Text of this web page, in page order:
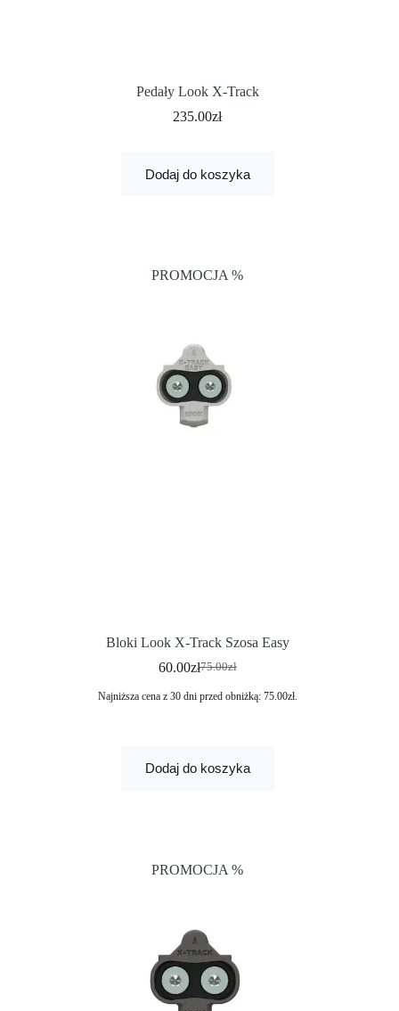
Pedały Look X-Track
235.00zł
Dodaj do koszyka
PROMOCJA %
Bloki Look X-Track Szosa Easy
75.00zł
60.00zł
Najniższa cena z 30 dni przed obniżką: 75.00zł.
Dodaj do koszyka
PROMOCJA %